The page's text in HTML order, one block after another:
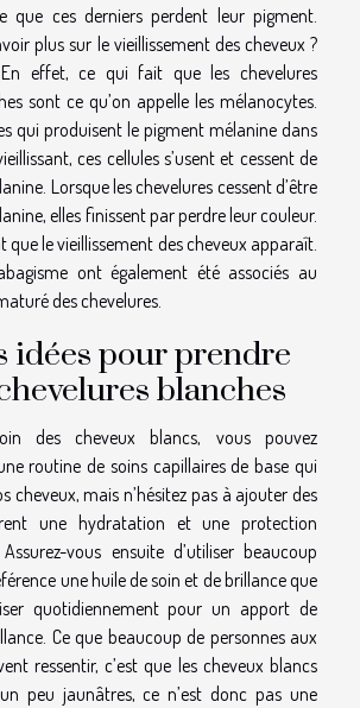
que ces derniers perdent leur pigment.
plus sur le vieillissement des cheveux ?
. En effet, ce qui fait que les chevelures
sont ce qu’on appelle les mélanocytes.
qui produisent le pigment mélanine dans
ces cellules s’usent et cessent de
Lorsque les chevelures cessent d’être
elles finissent par perdre leur couleur.
que le vieillissement des cheveux apparaît.
ont également été associés au
des chevelures.
idées pour prendre
blanches
des cheveux blancs, vous pouvez
routine de soins capillaires de base qui
cheveux, mais n’hésitez pas à ajouter des
une hydratation et une protection
vous ensuite d’utiliser beaucoup
une huile de soin et de brillance que
quotidiennement pour un apport de
Ce que beaucoup de personnes aux
ressentir, c’est que les cheveux blancs
peu jaunâtres, ce n’est donc pas une